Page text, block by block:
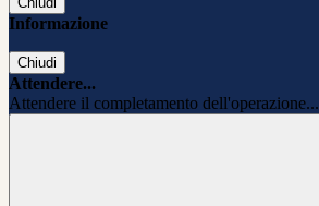
Informazione
Chiudi
Attendere...
Attendere il completamento dell'operazione...